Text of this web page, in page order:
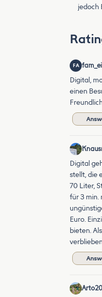
jedoch
FA
Digital,
einen
Digital
stellt, die
70 Liter,
für 3 min.
Euro.
bieten.